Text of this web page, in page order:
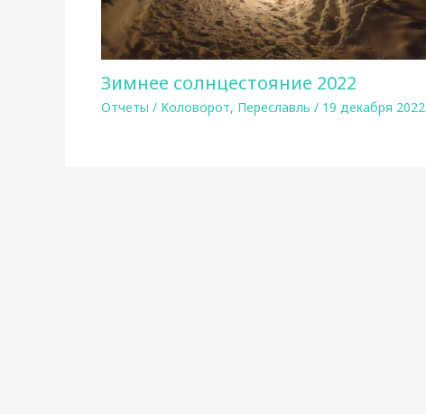
Зимнее солнцестояние 2022
Отчеты / Коловорот, Переславль / 19 декабря 2022